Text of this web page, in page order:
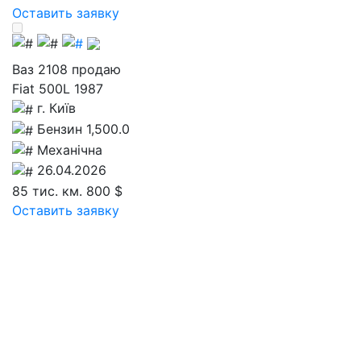
Оставить заявку
Ваз 2108 продаю
Fiat 500L 1987
г. Київ
Бензин 1,500.0
Механічна
26.04.2026
85 тис. км. 800 $
Оставить заявку